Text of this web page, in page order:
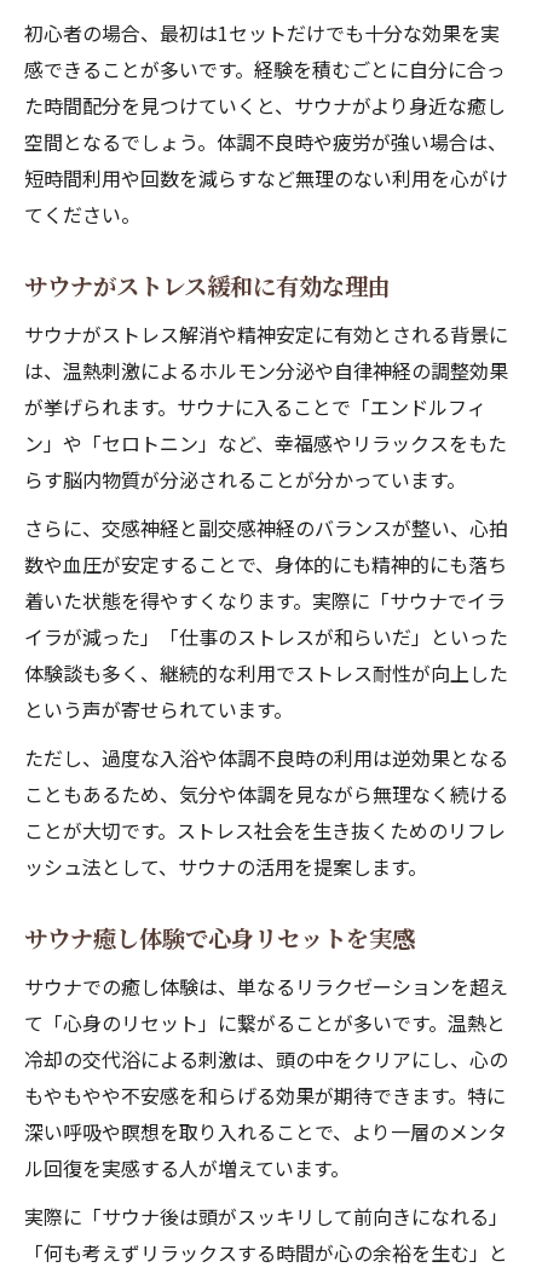
初心者の場合、最初は1セットだけでも十分な効果を実
感できることが多いです。経験を積むごとに自分に合っ
た時間配分を見つけていくと、サウナがより身近な癒し
空間となるでしょう。体調不良時や疲労が強い場合は、
短時間利用や回数を減らすなど無理のない利用を心がけ
てください。
サウナがストレス緩和に有効な理由
サウナがストレス解消や精神安定に有効とされる背景に
は、温熱刺激によるホルモン分泌や自律神経の調整効果
が挙げられます。サウナに入ることで「エンドルフィ
ン」や「セロトニン」など、幸福感やリラックスをもた
らす脳内物質が分泌されることが分かっています。
さらに、交感神経と副交感神経のバランスが整い、心拍
数や血圧が安定することで、身体的にも精神的にも落ち
着いた状態を得やすくなります。実際に「サウナでイラ
イラが減った」「仕事のストレスが和らいだ」といった
体験談も多く、継続的な利用でストレス耐性が向上した
という声が寄せられています。
ただし、過度な入浴や体調不良時の利用は逆効果となる
こともあるため、気分や体調を見ながら無理なく続ける
ことが大切です。ストレス社会を生き抜くためのリフレ
ッシュ法として、サウナの活用を提案します。
サウナ癒し体験で心身リセットを実感
サウナでの癒し体験は、単なるリラクゼーションを超え
て「心身のリセット」に繋がることが多いです。温熱と
冷却の交代浴による刺激は、頭の中をクリアにし、心の
もやもやや不安感を和らげる効果が期待できます。特に
深い呼吸や瞑想を取り入れることで、より一層のメンタ
ル回復を実感する人が増えています。
実際に「サウナ後は頭がスッキリして前向きになれる」
「何も考えずリラックスする時間が心の余裕を生む」と